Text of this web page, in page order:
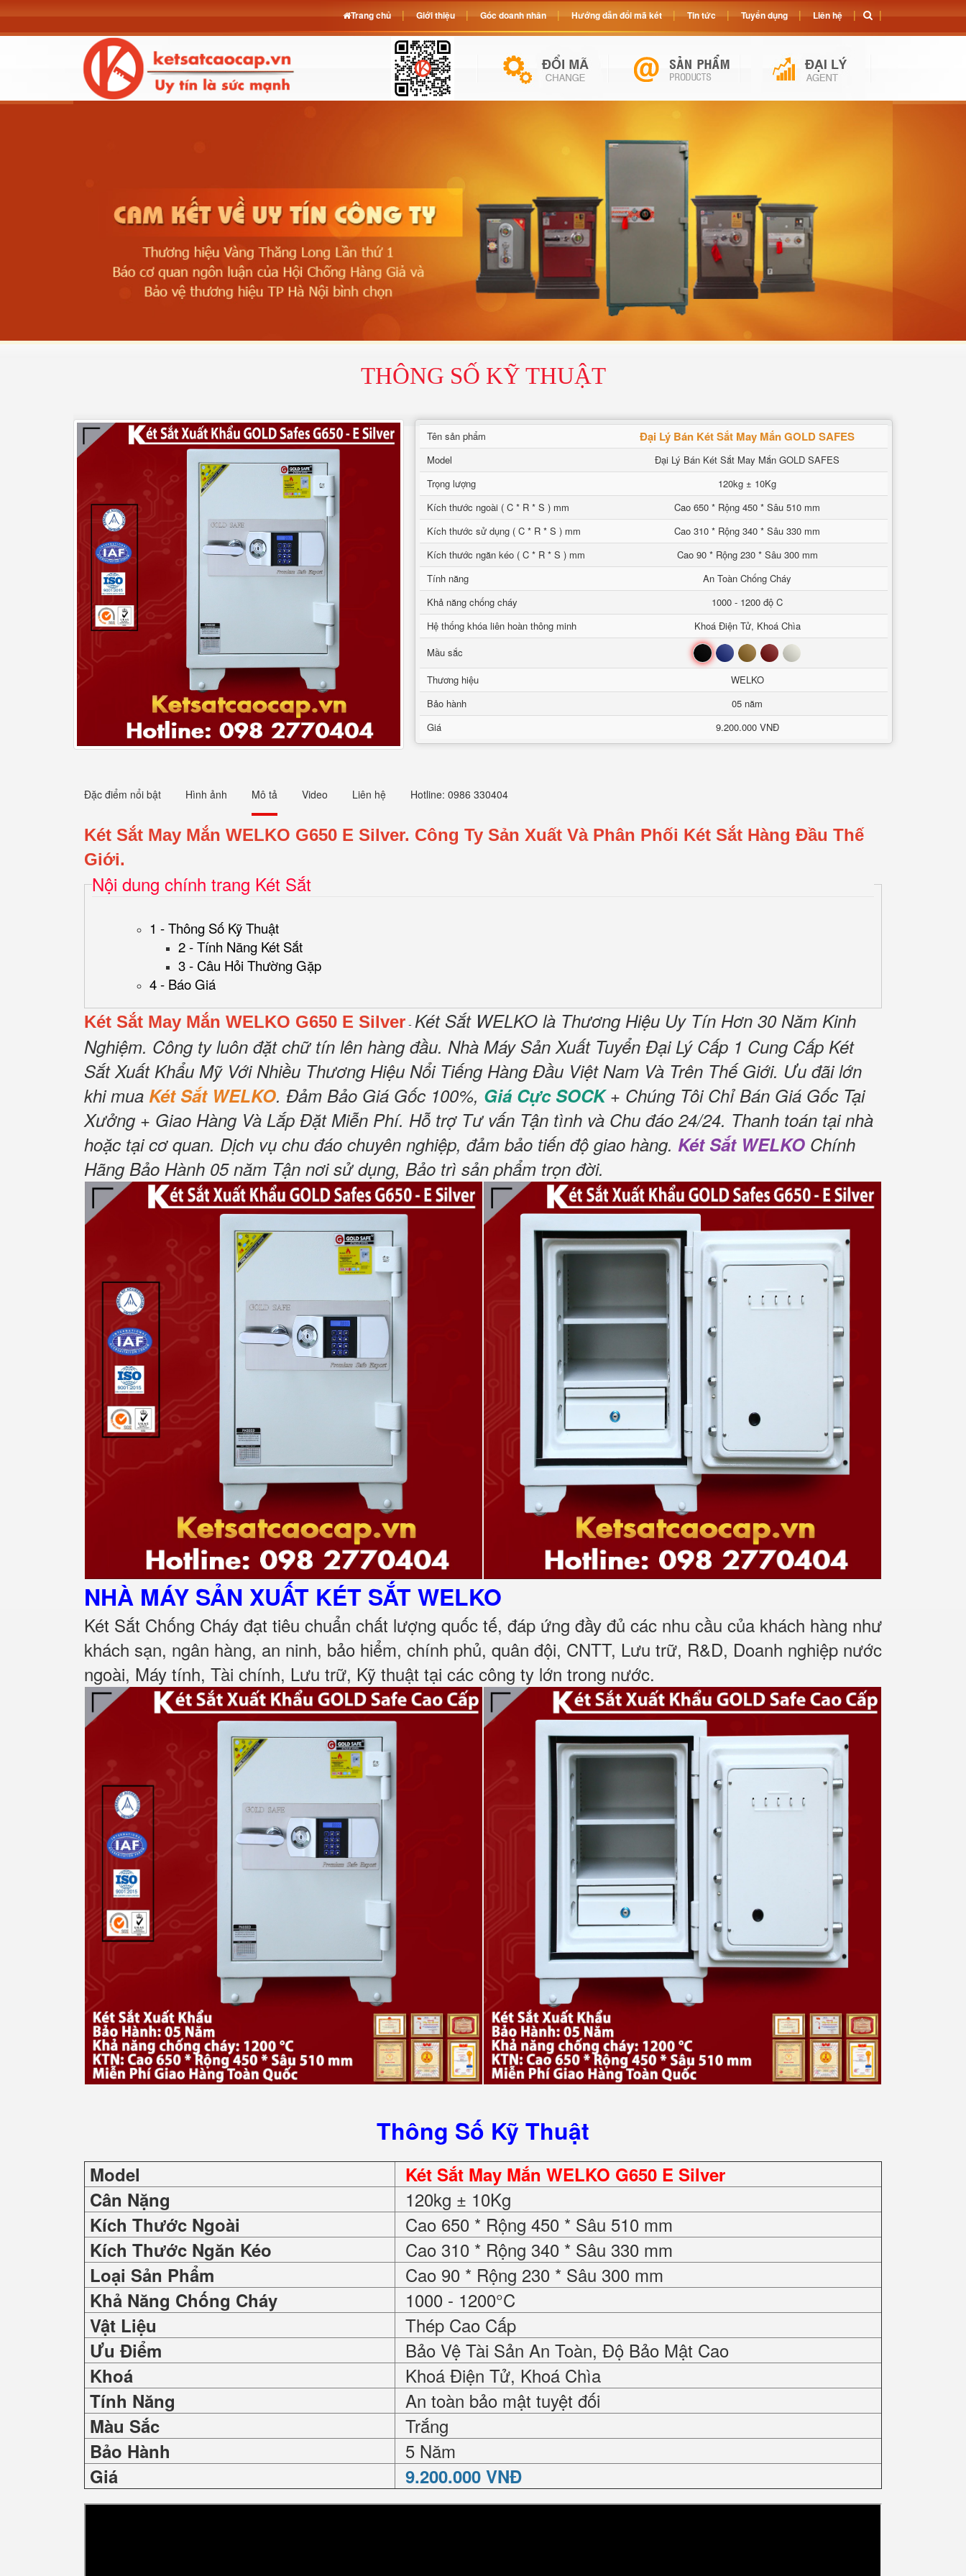
THÔNG SỐ KỸ THUẬT
Tên sản phẩm Đại Lý Bán Két Sắt May Mắn GOLD SAFES
Model
Đại Lý Bán Két Sắt May Mắn GOLD SAFES
Trọng lượng
120kg ± 10Kg
Kích thước ngoài ( C * R * S ) mm
Cao 650 * Rộng 450 * Sâu 510 mm
Kích thước sử dụng ( C * R * S ) mm
Cao 310 * Rộng 340 * Sâu 330 mm
Kích thước ngăn kéo ( C * R * S ) mm
Cao 90 * Rộng 230 * Sâu 300 mm
Tính năng
An Toàn Chống Cháy
Khả năng chống cháy
1000 - 1200 độ C
Hệ thống khóa liên hoàn thông minh
Khoá Điện Tử, Khoá Chìa
Mầu sắc
Đen Xanh Nâu Đỏ Trắng
Thương hiệu
WELKO
Bảo hành
05 năm
Giá
9.200.000 VNĐ
Đặc điểm nổi bật Hình ảnh Mô tả Video Liên hệ Hotline: 0986 330404
Két Sắt May Mắn WELKO G650 E Silver. Công Ty Sản Xuất Và Phân Phối Két Sắt Hàng Đầu Thế
Giới.
Nội dung chính trang Két Sắt
1 - Thông Số Kỹ Thuật
2 - Tính Năng Két Sắt
3 - Câu Hỏi Thường Gặp
4 - Báo Giá
Két Sắt May Mắn WELKO G650 E Silver - Két Sắt WELKO là Thương Hiệu Uy Tín Hơn 30 Năm Kinh
Nghiệm. Công ty luôn đặt chữ tín lên hàng đầu. Nhà Máy Sản Xuất Tuyển Đại Lý Cấp 1 Cung Cấp Két
Sắt Xuất Khẩu Mỹ Với Nhiều Thương Hiệu Nổi Tiếng Hàng Đầu Việt Nam Và Trên Thế Giới. Ưu đãi lớn
khi mua Két Sắt WELKO. Đảm Bảo Giá Gốc 100%, Giá Cực SOCK+ Chúng Tôi Chỉ Bán Giá Gốc Tại
Xưởng + Giao Hàng Và Lắp Đặt Miễn Phí. Hỗ trợ Tư vấn Tận tình và Chu đáo 24/24. Thanh toán tại nhà
hoặc tại cơ quan. Dịch vụ chu đáo chuyên nghiệp, đảm bảo tiến độ giao hàng. Két Sắt WELKO Chính
Hãng Bảo Hành 05 năm Tận nơi sử dụng, Bảo trì sản phẩm trọn đời.
NHÀ MÁY SẢN XUẤT KÉT SẮTWELKO
Két Sắt Chống Cháy đạt tiêu chuẩn chất lượng quốc tế, đáp ứng đầy đủ các nhu cầu của khách hàng như
khách sạn, ngân hàng, an ninh, bảo hiểm, chính phủ, quân đội, CNTT, Lưu trữ, R&D, Doanh nghiệp nước
ngoài, Máy tính, Tài chính, Lưu trữ, Kỹ thuật tại các công ty lớn trong nước.
Thông Số Kỹ Thuật
Model
Két Sắt May Mắn WELKO G650 E Silver
Cân Nặng
120kg ± 10Kg
Kích Thước Ngoài Cao 650 * Rộng 450 * Sâu 510 mm
Kích Thước Ngăn Kéo Cao 310 * Rộng 340 * Sâu 330 mm
Loại Sản Phẩm Cao 90 * Rộng 230 * Sâu 300 mm
Khả Năng Chống Cháy 1000 - 1200°C
Vật Liệu Thép Cao Cấp
Ưu Điểm Bảo Vệ Tài Sản An Toàn, Độ Bảo Mật Cao
Khoá Khoá Điện Tử, Khoá Chìa
Tính Năng An toàn bảo mật tuyệt đối
Màu Sắc Trắng
Bảo Hành 5 Năm
Giá 9.200.000 VNĐ
Trang chủ Giới thiệu Góc doanh nhân Hướng dẫn đổi mã két Tin tức Tuyển dụng Liên hệ